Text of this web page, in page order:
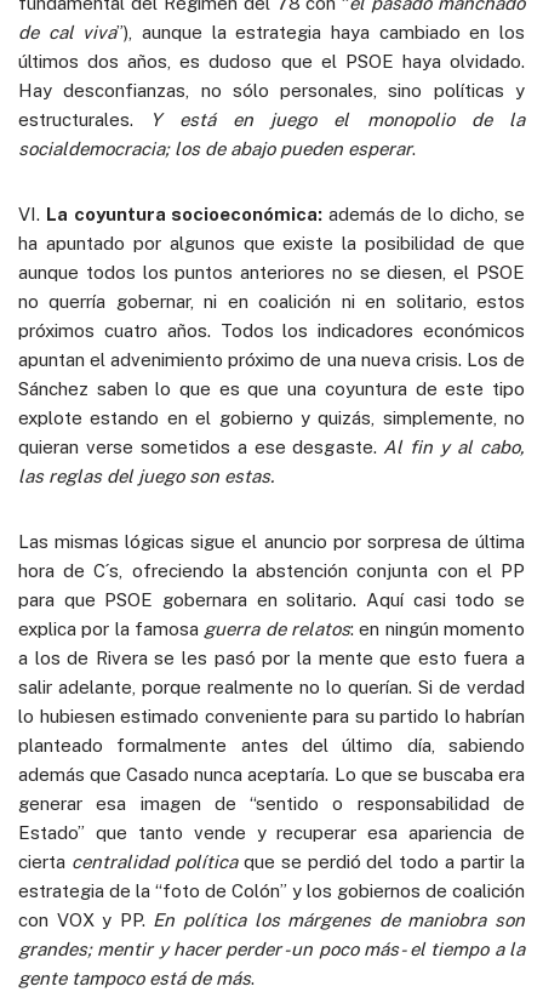
de cal viva”), aunque la estrategia haya cambiado en los
últimos dos años, es dudoso que el PSOE haya olvidado.
Hay desconfianzas, no sólo personales, sino políticas y
estructurales.
Y está en juego el monopolio de la
socialdemocracia; los de abajo pueden esperar.
VI. La coyuntura socioeconómica:además de lo dicho, se
ha apuntado por algunos que existe la posibilidad de que
aunque todos los puntos anteriores no se diesen, el PSOE
no querría gobernar, ni en coalición ni en solitario, estos
próximos cuatro años. Todos los indicadores económicos
apuntan el advenimiento próximo de una nueva crisis. Los de
Sánchez saben lo que es que una coyuntura de este tipo
explote estando en el gobierno y quizás, simplemente, no
quieran verse sometidos a ese desgaste. Al fin y al cabo,
las reglas del juego son estas.
Las mismas lógicas sigue el anuncio por sorpresa de última
hora de C´s, ofreciendo la abstención conjunta con el PP
para que PSOE gobernara en solitario. Aquí casi todo se
explica por la famosa guerra de relatos: en ningún momento
a los de Rivera se les pasó por la mente que esto fuera a
salir adelante, porque realmente no lo querían. Si de verdad
lo hubiesen estimado conveniente para su partido lo habrían
planteado formalmente antes del último día, sabiendo
además que Casado nunca aceptaría. Lo que se buscaba era
generar esa imagen de “sentido o responsabilidad de
Estado” que tanto vende y recuperar esa apariencia de
cierta centralidad políticaque se perdió del todo a partir la
estrategia de la “foto de Colón” y los gobiernos de coalición
con VOX y PP. En política los márgenes de maniobra son
grandes; mentir y hacer perder -un poco más- el tiempo a la
gente tampoco está de más.